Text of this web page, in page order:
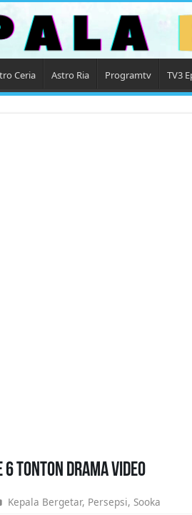
Ceria Astro Ria Programtv TV3
6 Tonton Drama Video
Kepala Bergetar, Persepsi, Sooka